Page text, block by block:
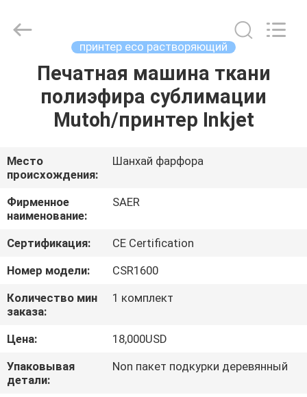
ГЛАВНАЯ
СТРАНИЦА
РОЛИКИ
О
КОМПАНИИ
НАША
ФАБРИКА
КОНТРОЛЬ
КАЧЕСТВА
Supplier
принтер eco растворяющий
Печатная машина ткани
полиэфира сублимации
Mutoh/принтер Inkjet
Место
происхождения:
Шанхай фарфора
Фирменное
наименование:
SAER
Сертификация:
CE Certification
Номер модели:
CSR1600
Количество мин
заказа:
1 комплект
Цена:
18,000USD
Упаковывая
детали:
Non пакет подкурки деревянный